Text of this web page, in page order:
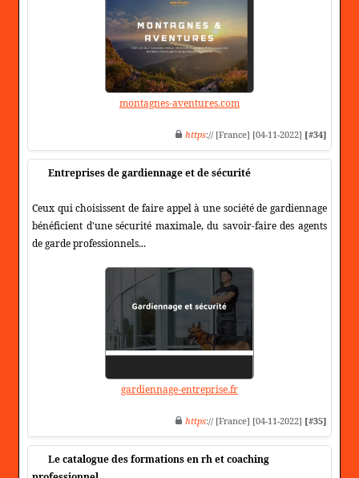
montagnes-aventures.com
https:// [France] [04-11-2022] [#34]
Entreprises de gardiennage et de sécurité
Ceux qui choisissent de faire appel à une société de gardiennage
bénéficient d'une sécurité maximale, du savoir-faire des agents
de garde professionnels...
gardiennage-entreprise.fr
https:// [France] [04-11-2022] [#35]
Le catalogue des formations en rh et coaching